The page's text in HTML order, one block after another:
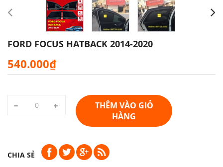
FORD FOCUS HATBACK 2014-2020
540.000₫
THÊM VÀO GIỎ
HÀNG
CHIA SẺ